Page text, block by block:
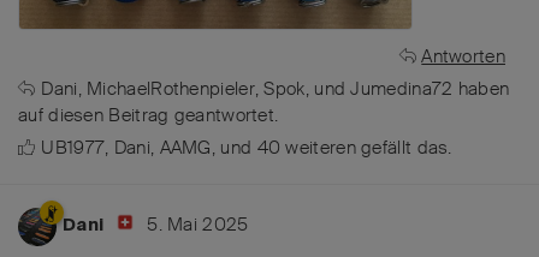
Antworten
Dani, MichaelRothenpieler,Spok, undJumedina72 haben
auf diesen Beitrag geantwortet.
UB1977, Dani, AAMG, und 40 weiterengefällt das.
Dani 5. Mai 2025